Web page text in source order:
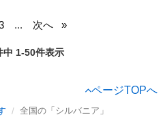
... 次へ
中 1-50件表示
ページTOPへ
全国の「シルバニア」